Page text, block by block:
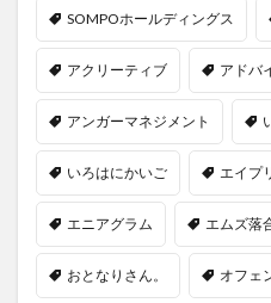
SOMPOホールディングス
アクリーティブ アドバ
アンガーマネジメント
いろはにかいご エイプ
エニアグラム エムズ落
おとなりさん。 オフェ